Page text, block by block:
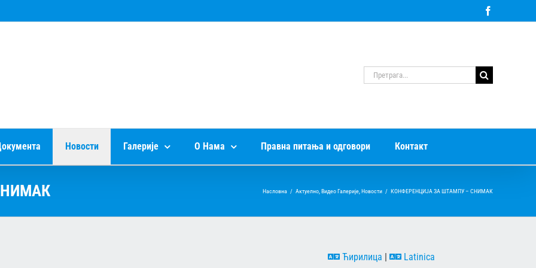
Претрага
за:
Новости Галерије О Нама Правна питања и одговори Контакт
Насловна / Актуелно,Видео Галерије,Новости / КОНФЕРЕНЦИЈА ЗА ШТАМПУ – СНИМАК
Ћирилица Latinica